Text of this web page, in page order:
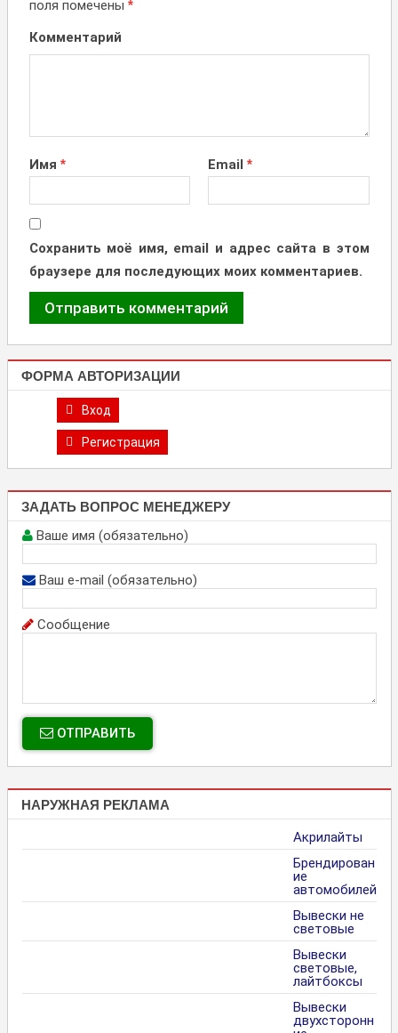
поля помечены *
Комментарий
Имя * Email *
Сохранить моё имя, email и адрес сайта в этом
браузере для последующих моих комментариев.
ФОРМА АВТОРИЗАЦИИ
Вход
Регистрация
ЗАДАТЬ ВОПРОС МЕНЕДЖЕРУ
Ваше имя (обязательно)
Ваш e-mail (обязательно)
Сообщение
ОТПРАВИТЬ
НАРУЖНАЯ РЕКЛАМА
Акрилайты
Брендирован
ие
автомобилей
Вывески не
световые
Вывески
световые,
лайтбоксы
Вывески
двухсторонн